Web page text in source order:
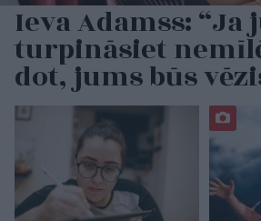
Ieva Adamss: “Ja
turpināsiet
dot, jums būs